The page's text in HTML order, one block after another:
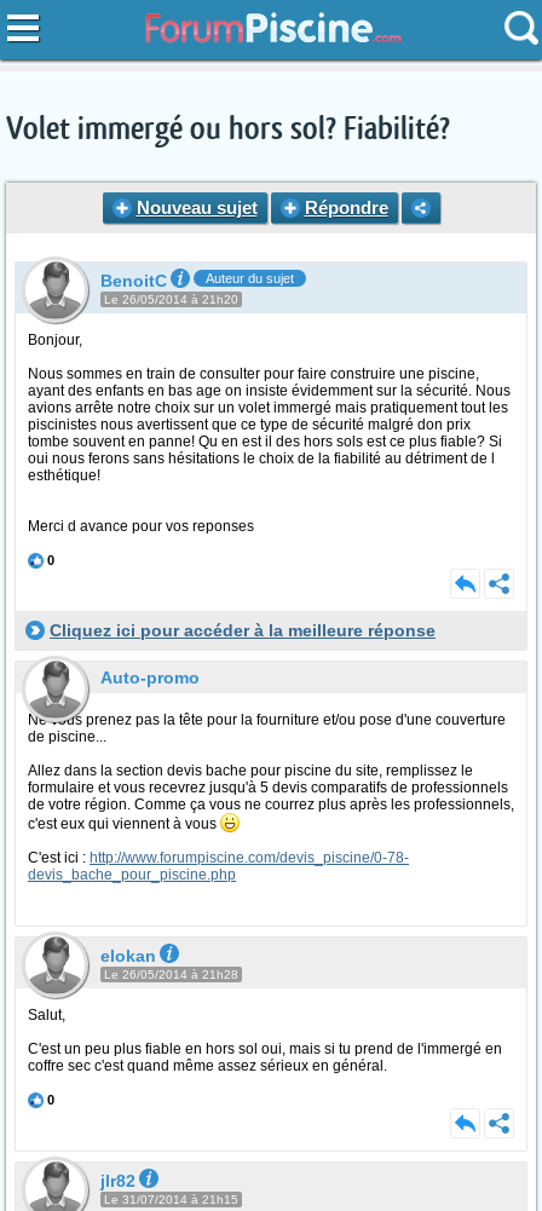
Volet immergé ou hors sol? Fiabilité?
Nouveau sujet Répondre
BenoitC Auteur du sujet
Le 26/05/2014 à 21h20
Bonjour,
Nous sommes en train de consulter pour faire construire une piscine,
ayant des enfants en bas age on insiste évidemment sur la sécurité. Nous
avions arrête notre choix sur un volet immergé mais pratiquement tout les
piscinistes nous avertissent que ce type de sécurité malgré don prix
tombe souvent en panne! Qu en est il des hors sols est ce plus fiable? Si
oui nous ferons sans hésitations le choix de la fiabilité au détriment de l
esthétique!
Merci d avance pour vos reponses
0
Cliquez ici pour accéder à la meilleure réponse
Auto-promo
Ne vous prenez pas la tête pour la fourniture et/ou pose d'une couverture
de piscine...
Allez dans la section devis bache pour piscine du site, remplissez le
formulaire et vous recevrez jusqu'à 5 devis comparatifs de professionnels
de votre région. Comme ça vous ne courrez plus après les professionnels,
c'est eux qui viennent à vous
C'est ici : http://www.forumpiscine.com/devis_piscine/0-78-
devis_bache_pour_piscine.php
elokan
Le 26/05/2014 à 21h28
Salut,
C'est un peu plus fiable en hors sol oui, mais si tu prend de l'immergé en
coffre sec c'est quand même assez sérieux en général.
0
jlr82
Le 31/07/2014 à 21h15